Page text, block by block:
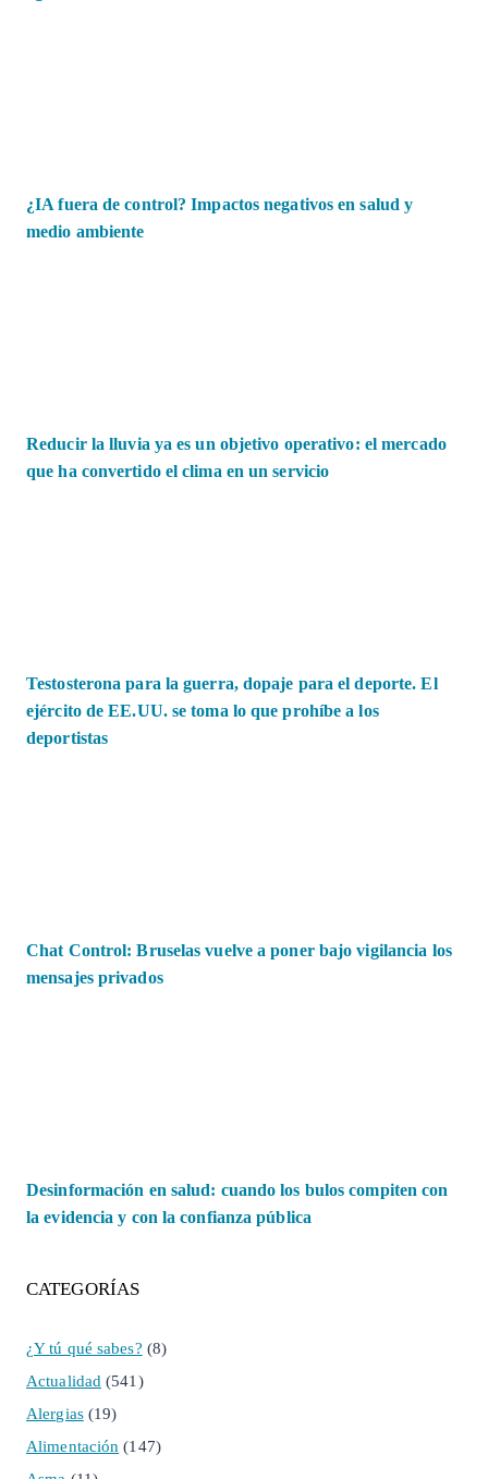
¿IA fuera de control? Impactos negativos en salud y
medio ambiente
Reducir la lluvia ya es un objetivo operativo: el mercado
que ha convertido el clima en un servicio
Testosterona para la guerra, dopaje para el deporte. El
ejército de EE.UU. se toma lo que prohíbe a los
deportistas
Chat Control: Bruselas vuelve a poner bajo vigilancia los
mensajes privados
Desinformación en salud: cuando los bulos compiten con
la evidencia y con la confianza pública
CATEGORÍAS
¿Y tú qué sabes? (8)
Actualidad (541)
Alergias(19)
Alimentación (147)